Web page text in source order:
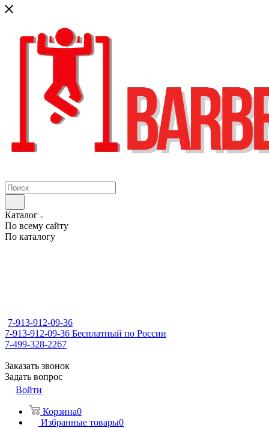
Каталог
По всему сайту
По каталогу
7-913-912-09-36
7-913-912-09-36 Бесплатный по России
7-499-328-2267
Заказать звонок
Задать вопрос
Войти
Корзина0
Избранные товары0